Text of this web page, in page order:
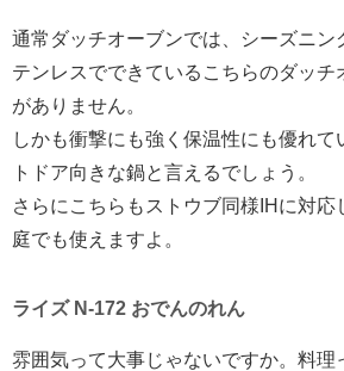
通常ダッチオーブンでは、シーズニン
テンレスでできているこちらのダッチ
がありません。
しかも衝撃にも強く保温性にも優れて
トドア向きな鍋と言えるでしょう。
さらにこちらもストウブ同様IHに対応
庭でも使えますよ。
ライズ N-172 おでんのれん
雰囲気って大事じゃないですか。料理